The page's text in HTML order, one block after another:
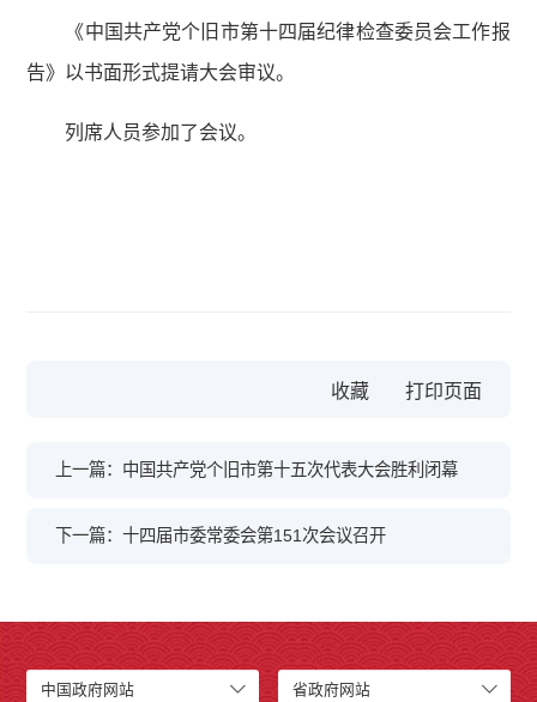
《中国共产党个旧市第十四届纪律检查委员会工作报
告》以书面形式提请大会审议。
列席人员参加了会议。
收藏
上一篇：中国共产党个旧市第十五次代表大会胜利闭幕
下一篇：十四届市委常委会第151次会议召开
中国政府网站 省政府网站